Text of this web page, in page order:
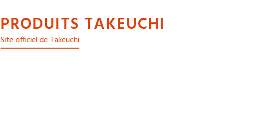
PRODUITS TAKEUCHI
Site officiel de Takeuchi